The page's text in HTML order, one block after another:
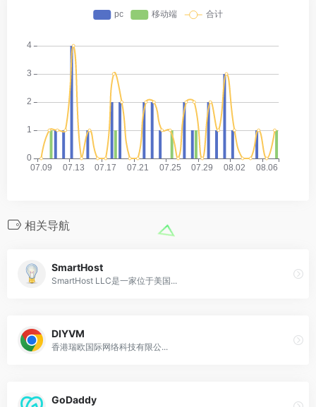
相关导航
SmartHost
SmartHost LLC是一家位于美国...
DIYVM
香港瑞欧国际网络科技有限公...
GoDaddy